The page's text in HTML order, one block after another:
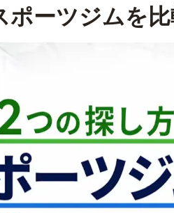
ポーツジムを